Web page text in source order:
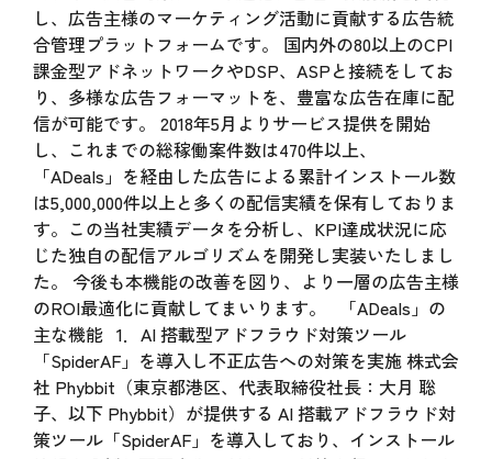
し、広告主様のマーケティング活動に貢献する広告統
合管理プラットフォームです。 国内外の80以上のCPI
課金型アドネットワークやDSP、ASPと接続をしてお
り、多様な広告フォーマットを、豊富な広告在庫に配
信が可能です。 2018年5月よりサービス提供を開始
し、これまでの総稼働案件数は470件以上、
「ADeals」を経由した広告による累計インストール数
は5,000,000件以上と多くの配信実績を保有しておりま
す。この当社実績データを分析し、KPI達成状況に応
じた独自の配信アルゴリズムを開発し実装いたしまし
た。 今後も本機能の改善を図り、より一層の広告主様
のROI最適化に貢献してまいります。 「ADeals」の
主な機能 1．AI 搭載型アドフラウド対策ツール
「SpiderAF」を導入し不正広告への対策を実施 株式会
社 Phybbit（東京都港区、代表取締役社長：大月 聡
子、以下 Phybbit）が提供する AI 搭載アドフラウド対
策ツール「SpiderAF」を導入しており、インストール